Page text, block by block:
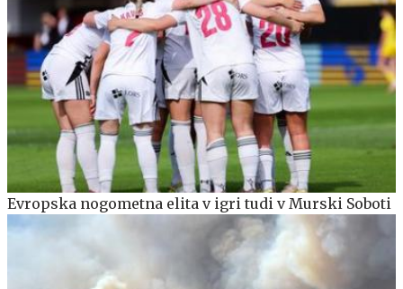
Evropska nogometna elita v igri tudi v Murski Soboti